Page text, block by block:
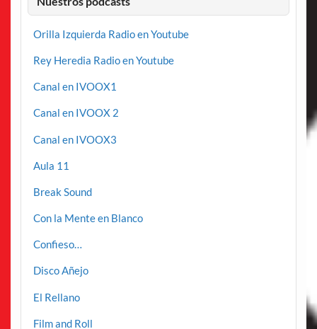
Orilla Izquierda Radio en Youtube
Rey Heredia Radio en Youtube
Canal en IVOOX1
Canal en IVOOX 2
Canal en IVOOX3
Aula 11
Break Sound
Con la Mente en Blanco
Confieso…
Disco Añejo
El Rellano
Film and Roll